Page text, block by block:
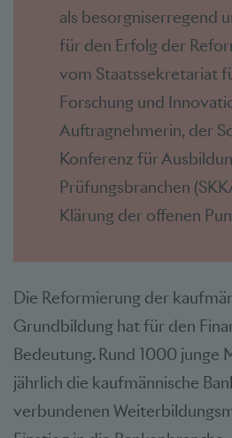
als besorgniserregend
für den Erfolg der
vom Staatssekretariat
Forschung und
Auftragnehmerin, der
Konferenz für
Prüfungsbranchen
Klärung der offenen
Die Reformierung der
Grundbildung hat für den
Bedeutung. Rund 1000 junge
jährlich die kaufmännische
verbundenen